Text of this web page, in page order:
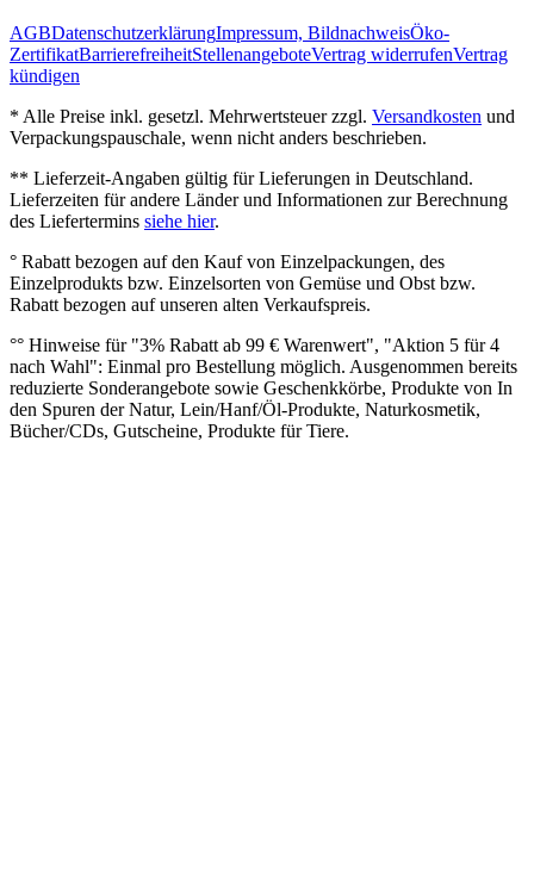
AGBDatenschutzerklärungImpressum, BildnachweisÖko‐
ZertifikatBarrierefreiheitStellenangeboteVertrag widerrufenVertrag
kündigen
* Alle Preise inkl. gesetzl. Mehrwertsteuer zzgl. Versandkosten und
Verpackungspauschale, wenn nicht anders beschrieben.
** Lieferzeit‐Angaben gültig für Lieferungen in Deutschland.
Lieferzeiten für andere Länder und Informationen zur Berechnung
des Liefertermins siehe hier.
° Rabatt bezogen auf den Kauf von Einzelpackungen, des
Einzelprodukts bzw. Einzelsorten von Gemüse und Obst bzw.
Rabatt bezogen auf unseren alten Verkaufspreis.
°° Hinweise für "3% Rabatt ab 99 € Warenwert", "Aktion 5 für 4
nach Wahl": Einmal pro Bestellung möglich. Ausgenommen bereits
reduzierte Sonderangebote sowie Geschenkkörbe, Produkte von In
den Spuren der Natur, Lein/Hanf/Öl-Produkte, Naturkosmetik,
Bücher/CDs, Gutscheine, Produkte für Tiere.